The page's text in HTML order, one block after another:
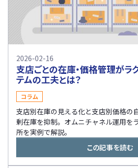
2026-02-16
支店ごとの在庫・価格管理がラ
テムの工夫とは？
コラム
支店別在庫の見える化と支店別価格の
剰在庫を抑制。オムニチャネル運用を
所を実例で解説。
この記事を読む